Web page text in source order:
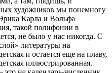
художников мы понемногу
Карла и Вольфа
такой полифонии в
не было у нас никогда. С
литературы на
и остается еще на плаву,
иллюстрированная.